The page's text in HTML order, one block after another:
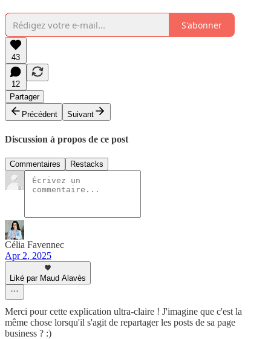
S'abonner
43
12
Partager
Précédent
Suivant
Discussion à propos de ce post
Commentaires Restacks
Célia Favennec
Apr 2, 2025
Liké par Maud Alavès
Merci pour cette explication ultra-claire ! J'imagine que c'est la
même chose lorsqu'il s'agit de repartager les posts de sa page
business ? :)